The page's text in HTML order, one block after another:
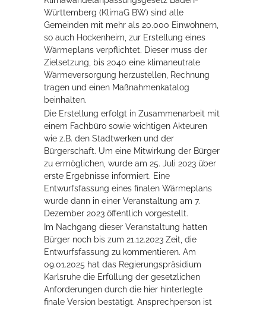
Rathaus
Service
Konzerte, Tagungen und vieles mehr
Die Stadthalle Hockenheim bietet den perfekten Standort für Events
mehr dazu...
Erleben in Hockenheim
Württemberg (KlimaG BW) sind alle
Gemeinden mit mehr als 20.000 Einwohnern,
so auch Hockenheim, zur Erstellung eines
Wärmeplans verpflichtet. Dieser muss der
Zielsetzung, bis 2040 eine klimaneutrale
Wärmeversorgung herzustellen, Rechnung
tragen und einen Maßnahmenkatalog
beinhalten.
Die Erstellung erfolgt in Zusammenarbeit mit
einem Fachbüro sowie wichtigen Akteuren
wie z.B. den Stadtwerken und der
Bürgerschaft. Um eine Mitwirkung der Bürger
zu ermöglichen, wurde am 25. Juli 2023 über
erste Ergebnisse informiert. Eine
Entwurfsfassung eines finalen Wärmeplans
wurde dann in einer Veranstaltung am 7.
Dezember 2023 öffentlich vorgestellt.
Im Nachgang dieser Veranstaltung hatten
Bürger noch bis zum 21.12.2023 Zeit, die
Entwurfsfassung zu kommentieren. Am
09.01.2025 hat das Regierungspräsidium
Karlsruhe die Erfüllung der gesetzlichen
Anforderungen durch die hier hinterlegte
finale Version bestätigt. Ansprechperson ist